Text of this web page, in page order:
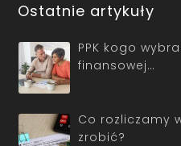
Ostatnie artykuły
PPK kogo
finansowej…
Co rozliczamy
zrobić?